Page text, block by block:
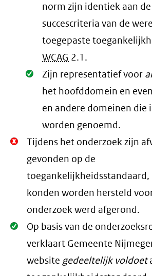
norm zijn identiek aan de
succescriteria van de
toegepaste
WCAG 2.1 .
Oké.
Zijn representatief voor
het hoofddomein en
en andere domeinen die
worden genoemd.
Niet
Oké.
Tijdens het onderzoek zijn
gevonden op de
konden worden hersteld
onderzoek werd afgerond.
Oké.
Op basis van de
verklaart Gemeente
websitegedeeltelijk voldoet